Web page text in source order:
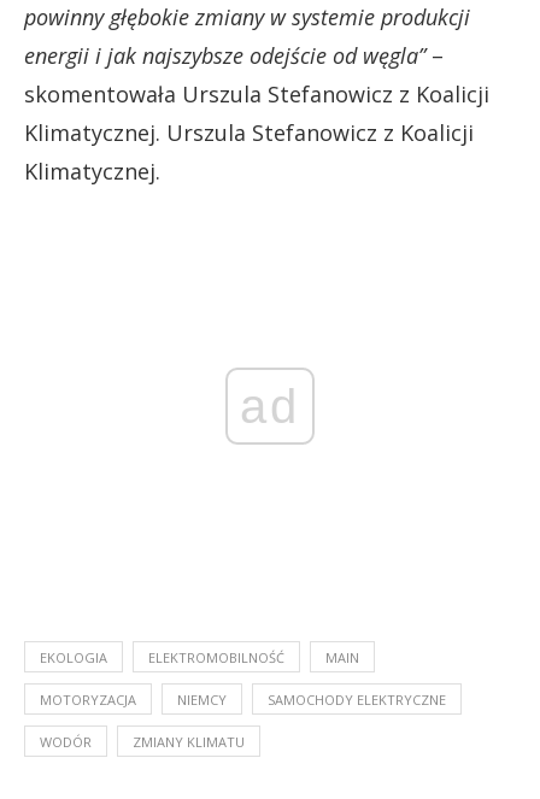
powinny głębokie zmiany w systemie produkcji
energii i jak najszybsze odejście od węgla”–
skomentowała Urszula Stefanowicz z Koalicji
Klimatycznej. Urszula Stefanowicz z Koalicji
Klimatycznej.
ad
EKOLOGIA ELEKTROMOBILNOŚĆ MAIN
MOTORYZACJA NIEMCY SAMOCHODY ELEKTRYCZNE
WODÓR ZMIANY KLIMATU